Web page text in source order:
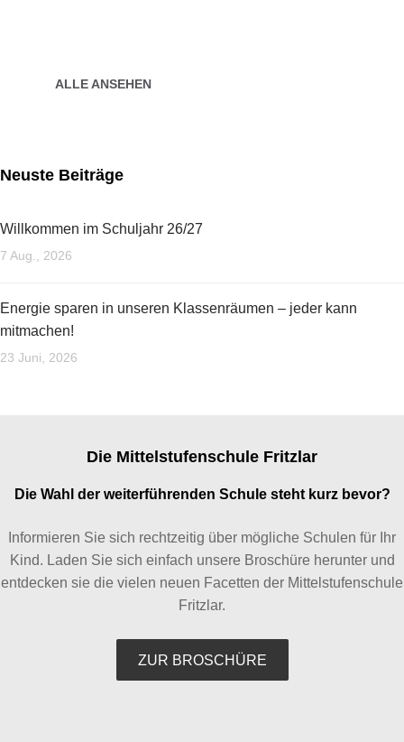
ALLE ANSEHEN
Neuste Beiträge
Willkommen im Schuljahr 26/27
7 Aug., 2026
Energie sparen in unseren Klassenräumen – jeder kann
mitmachen!
23 Juni, 2026
Die Mittelstufenschule Fritzlar
Die Wahl der weiterführenden Schule steht kurz bevor?
Informieren Sie sich rechtzeitig über mögliche Schulen für Ihr
Kind. Laden Sie sich einfach unsere Broschüre herunter und
entdecken sie die vielen neuen Facetten der Mittelstufenschule
Fritzlar.
ZUR BROSCHÜRE